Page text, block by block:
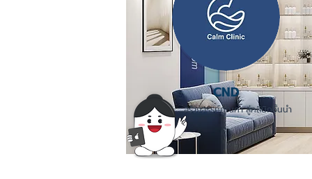
CND
สร้างสรรค์คุณค่า สู่คลินิกชั้นนำ